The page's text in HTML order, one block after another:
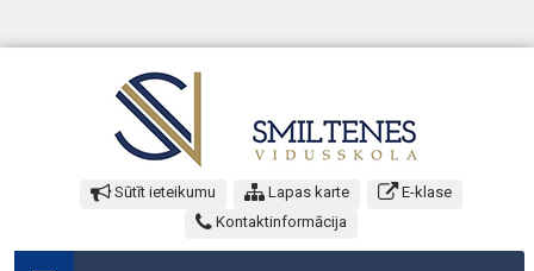
Sūtīt ieteikumu Lapas karte
E-klase
Kontaktinformācija